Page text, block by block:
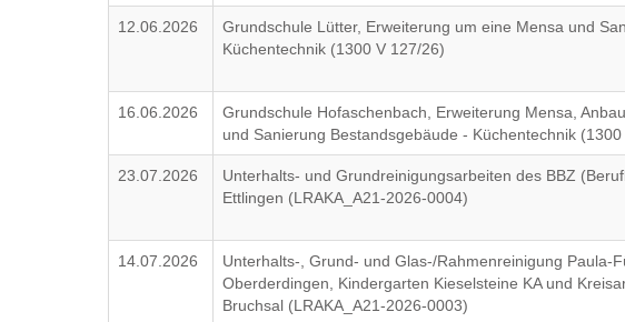
12.06.2026
Grundschule Lütter, Erweiterung um eine Mensa und
Küchentechnik (1300 V 127/26)
16.06.2026
Grundschule Hofaschenbach, Erweiterung Mensa,
und Sanierung Bestandsgebäude - Küchentechnik
23.07.2026
Unterhalts- und Grundreinigungsarbeiten des BBZ
Ettlingen (LRAKA_A21-2026-0004)
14.07.2026
Unterhalts-, Grund- und Glas-/Rahmenreinigung Paula-
Oberderdingen, Kindergarten Kieselsteine KA und
Bruchsal (LRAKA_A21-2026-0003)